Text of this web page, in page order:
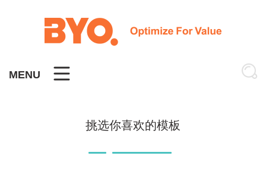
MENU
挑选你喜欢的模板